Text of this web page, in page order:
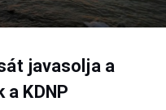
javasolja a
KDNP